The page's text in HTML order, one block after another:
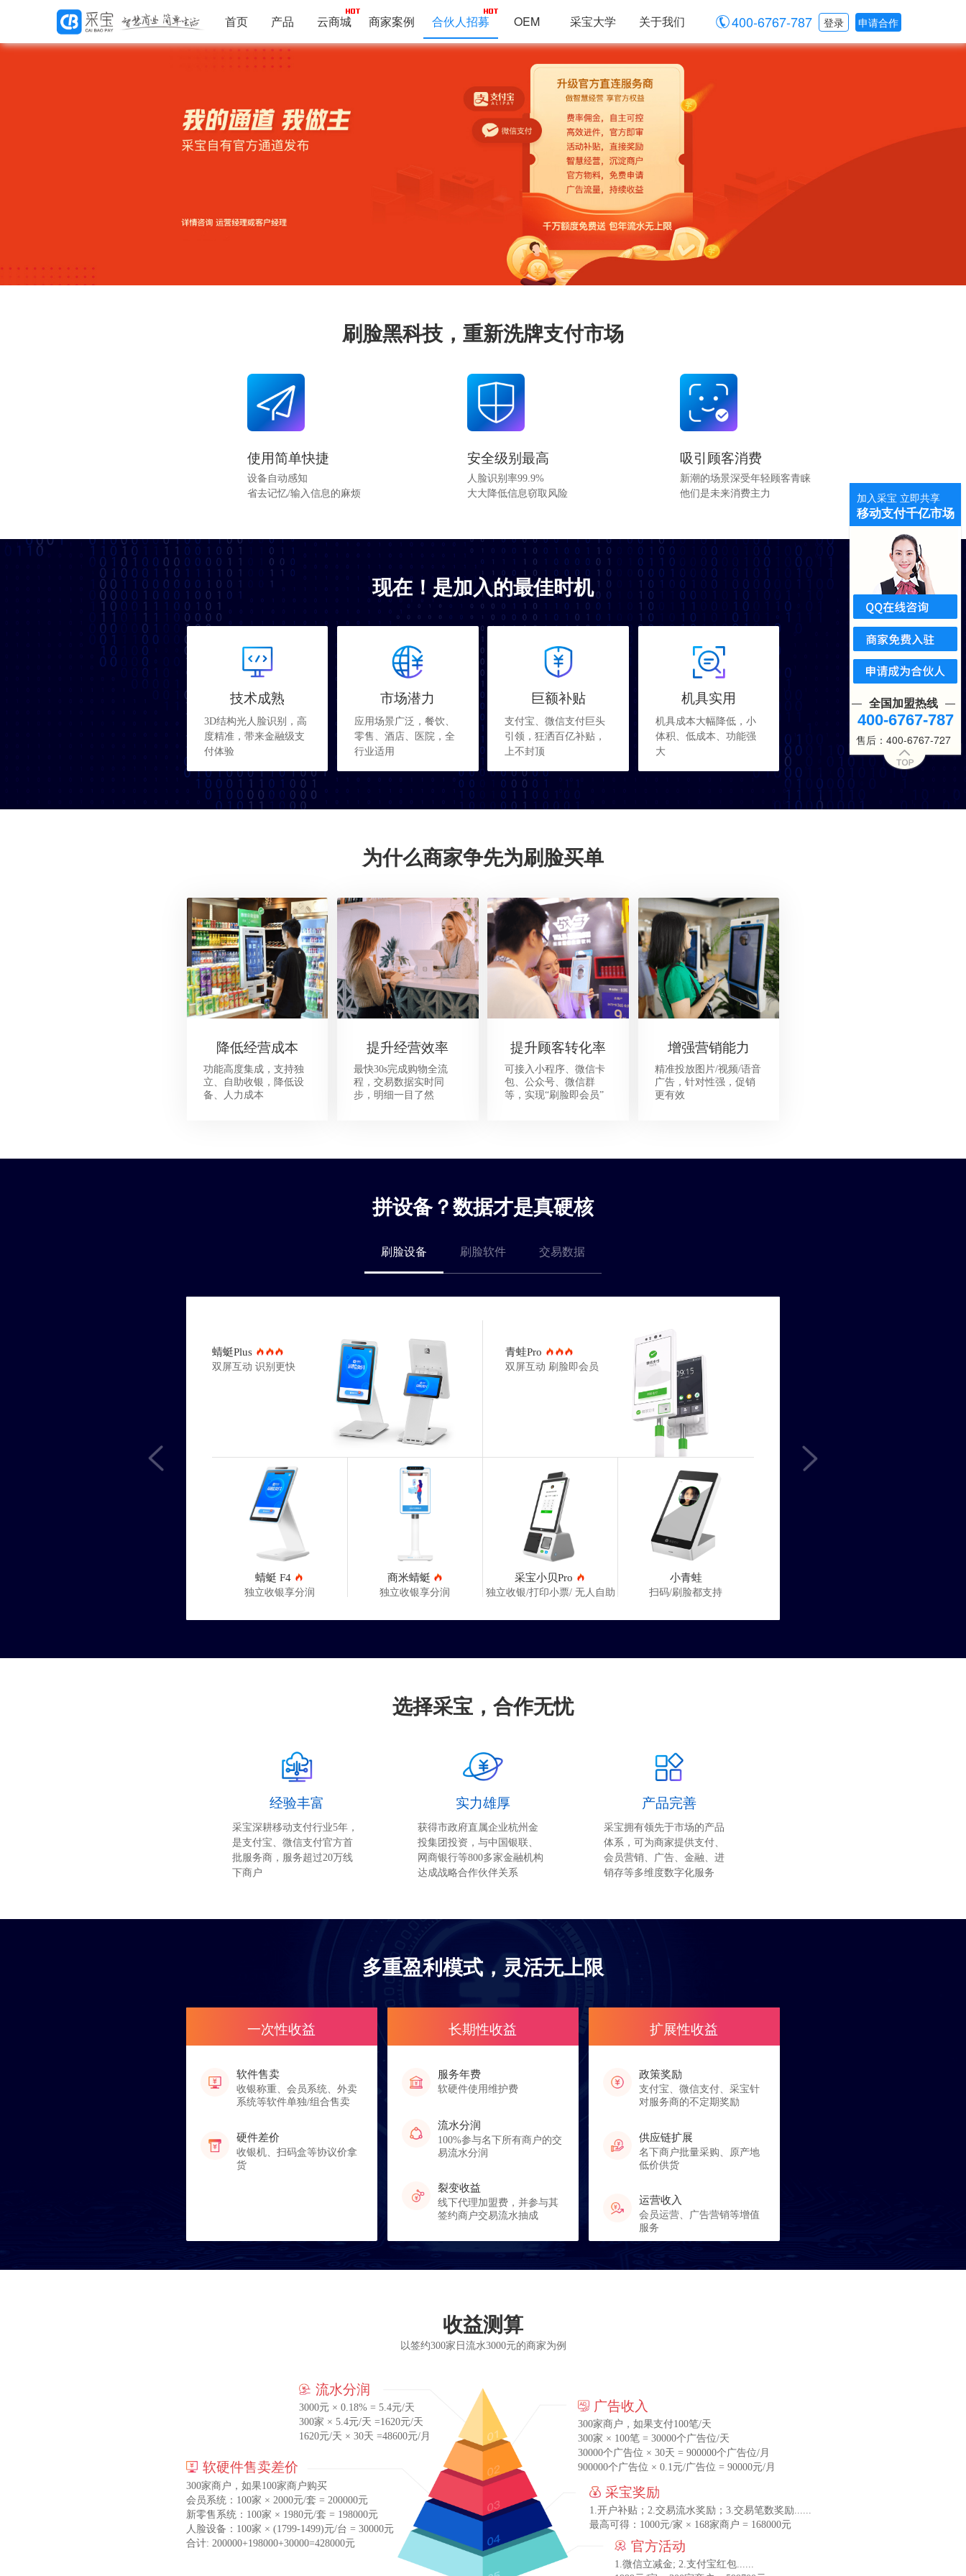
首页 产品 云商城 商家案例 合伙人招募 OEM 采宝大学 关于我们 400-6767-787 登录 申请合作
刷脸黑科技，重新洗牌支付市场
使用简单快捷
设备自动感知
省去记忆/输入信息的麻烦
安全级别最高
人脸识别率99.9%
大大降低信息窃取风险
吸引顾客消费
新潮的场景深受年轻顾客青睐
他们是未来消费主力
现在！是加入的最佳时机
技术成熟
3D结构光人脸识别，高
度精准，带来金融级支
付体验
市场潜力
应用场景广泛，餐饮、
零售、酒店、医院，全
行业适用
巨额补贴
支付宝、微信支付巨头
引领，狂洒百亿补贴，
上不封顶
机具实用
机具成本大幅降低，小
体积、低成本、功能强
大
为什么商家争先为刷脸买单
降低经营成本
功能高度集成，支持独
立、自助收银，降低设
备、人力成本
提升经营效率
最快30s完成购物全流
程，交易数据实时同
步，明细一目了然
提升顾客转化率
可接入小程序、微信卡
包、公众号、微信群
等，实现“刷脸即会员”
增强营销能力
精准投放图片/视频/语音
广告，针对性强，促销
更有效
拼设备？数据才是真硬核
刷脸设备 刷脸软件 交易数据
蜻蜓Plus
双屏互动 识别更快
青蛙Pro
双屏互动 刷脸即会员
蜻蜓 F4
独立收银享分润
商米蜻蜓
独立收银享分润
采宝小贝Pro
独立收银/打印小票/ 无人自助
小青蛙
扫码/刷脸都支持
选择采宝，合作无忧
经验丰富
采宝深耕移动支付行业5年，
是支付宝、微信支付官方首
批服务商，服务超过20万线
下商户
实力雄厚
获得市政府直属企业杭州金
投集团投资，与中国银联、
网商银行等800多家金融机构
达成战略合作伙伴关系
产品完善
采宝拥有领先于市场的产品
体系，可为商家提供支付、
会员营销、广告、金融、进
销存等多维度数字化服务
多重盈利模式，灵活无上限
一次性收益
软件售卖
收银称重、会员系统、外卖
系统等软件单独/组合售卖
硬件差价
收银机、扫码盒等协议价拿
货
长期性收益
服务年费
软硬件使用维护费
流水分润
100%参与名下所有商户的交
易流水分润
裂变收益
线下代理加盟费，并参与其
签约商户交易流水抽成
扩展性收益
政策奖励
支付宝、微信支付、采宝针
对服务商的不定期奖励
供应链扩展
名下商户批量采购、原产地
低价供货
运营收入
会员运营、广告营销等增值
服务
收益测算
流水分润
3000元 × 0.18% = 5.4元/天
300家 × 5.4元/天 =1620元/天
1620元/天 × 30天 =48600元/月
广告收入
300家商户，如果支付100笔/天
300家 × 100笔 = 30000个广告位/天
30000个广告位 × 30天 = 900000个广告位/月
900000个广告位 × 0.1元/广告位 = 90000元/月
软硬件售卖差价
300家商户，如果100家商户购买
会员系统：100家 × 2000元/套 = 200000元
新零售系统：100家 × 1980元/套 = 198000元
人脸设备：100家 × (1799-1499)元/台 = 30000元
合计: 200000+198000+30000=428000元
采宝奖励
1.开户补贴；2.交易流水奖励；3.交易笔数奖励......
最高可得：1000元/家 × 168家商户 = 168000元
官方活动
1.微信立减金; 2.支付宝红包......
以签约300家日流水3000元的商家为例
加入采宝 立即共享
移动支付千亿市场
全国加盟热线
400-6767-787
售后：400-6767-727